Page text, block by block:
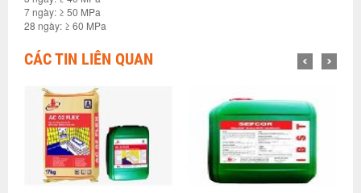
7 ngày: ≥ 50 MPa
28 ngày: ≥ 60 MPa
CÁC TIN LIÊN QUAN